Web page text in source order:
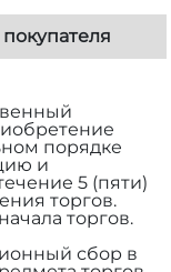
порядке
и
5 (пяти)
торгов.
торгов.
сбор в